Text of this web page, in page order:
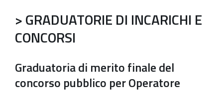
> GRADUATORIE DI INCARICHI E
CONCORSI
Graduatoria di merito finale del
concorso pubblico per Operatore